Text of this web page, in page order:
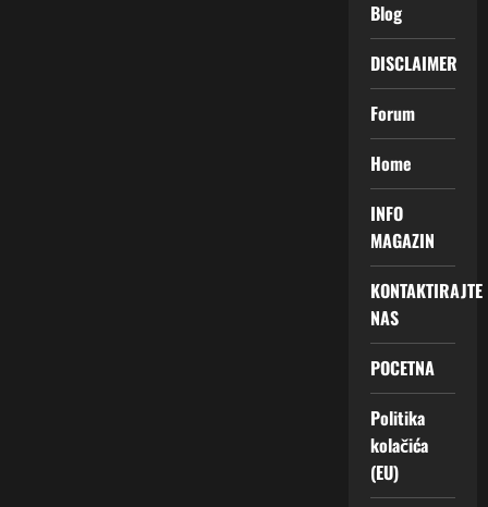
Blog
DISCLAIMER
Forum
Home
INFO
MAGAZIN
KONTAKTIRAJTE
NAS
POCETNA
Politika
kolačića
(EU)